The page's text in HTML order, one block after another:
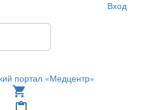
Вход
shopping_cart